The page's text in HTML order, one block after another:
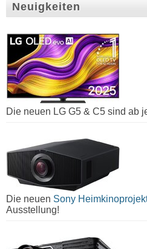
Neuigkeiten
Die neuen LG G5 & C5 sind ab
Die neuen Sony
Ausstellung!